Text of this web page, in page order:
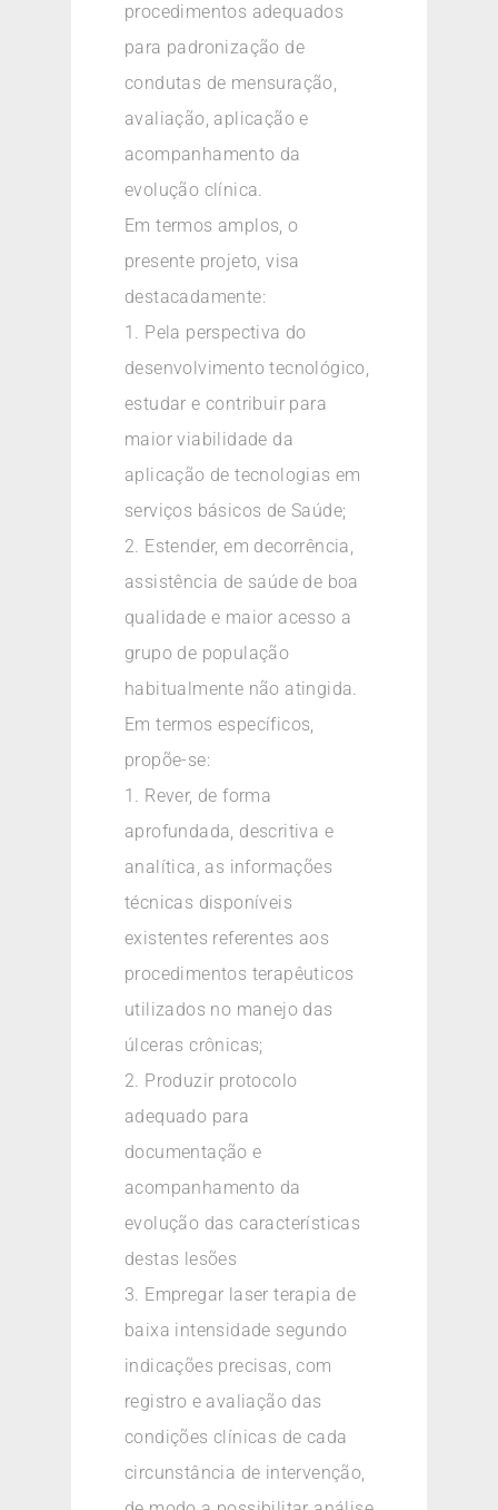
procedimentos adequados
para padronização de
condutas de mensuração,
avaliação, aplicação e
acompanhamento da
evolução clínica.
Em termos amplos, o
presente projeto, visa
destacadamente:
1. Pela perspectiva do
desenvolvimento tecnológico,
estudar e contribuir para
maior viabilidade da
aplicação de tecnologias em
serviços básicos de Saúde;
2. Estender, em decorrência,
assistência de saúde de boa
qualidade e maior acesso a
grupo de população
habitualmente não atingida.
Em termos específicos,
propõe-se:
1. Rever, de forma
aprofundada, descritiva e
analítica, as informações
técnicas disponíveis
existentes referentes aos
procedimentos terapêuticos
utilizados no manejo das
úlceras crônicas;
2. Produzir protocolo
adequado para
documentação e
acompanhamento da
evolução das características
destas lesões
3. Empregar laser terapia de
baixa intensidade segundo
indicações precisas, com
registro e avaliação das
condições clínicas de cada
circunstância de intervenção,